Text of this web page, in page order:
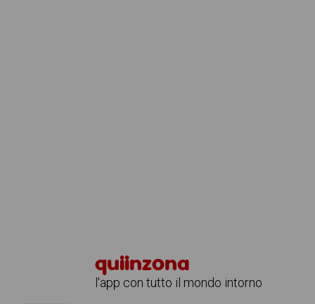
quiinzona
l'app con tutto il mondo intorno